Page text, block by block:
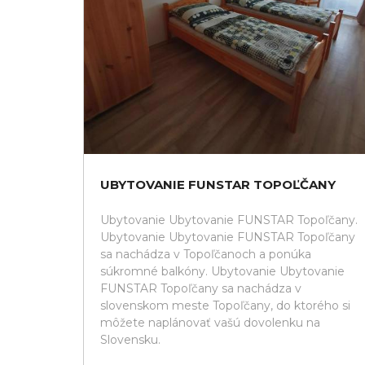
UBYTOVANIE FUNSTAR TOPOĽČANY
Ubytovanie Ubytovanie FUNSTAR Topoľčany.
Ubytovanie Ubytovanie FUNSTAR Topoľčany
sa nachádza v Topoľčanoch a ponúka
súkromné balkóny. Ubytovanie Ubytovanie
FUNSTAR Topoľčany sa nachádza v
slovenskom meste Topoľčany, do ktorého si
môžete naplánovať vašú dovolenku na
Slovensku.